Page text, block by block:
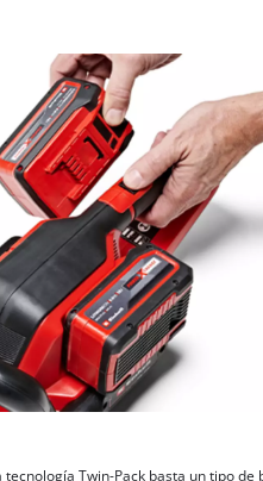
tecnología Twin-Pack basta un tipo